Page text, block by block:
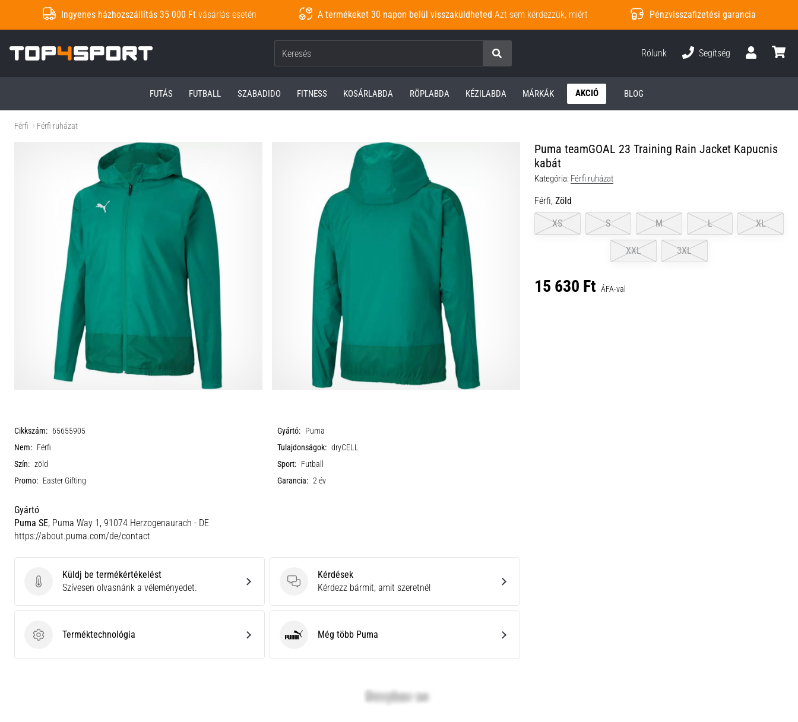
Ingyenes házhozszállítás 35 000 Ft vásárlás esetén A termékeket 30 napon belül visszaküldheted Azt sem kérdezzük, miért Pénzvisszafizetési garancia
Top4Sport.hu
Keresés
Rólunk
Segítség
FUTÁS FUTBALL SZABADIDO FITNESS KOSÁRLABDA RÖPLABDA KÉZILABDA MÁRKÁK AKCIÓ BLOG
Férfi Férfi ruházat
Puma teamGOAL 23 Training Rain Jacket Kapucnis
kabát
Kategória: Férfi ruházat
Férfi, Zöld
XS
S M L XL
XXL 3XL
15 630 Ft ÁFA-val
Cikkszám: 65655905 Gyártó: Puma
Nem: Férfi Tulajdonságok: dryCELL
Szín: zöld Sport: Futball
Promo: Easter Gifting Garancia: 2 év
Gyártó
Puma SE, Puma Way 1, 91074 Herzogenaurach - DE
https://about.puma.com/de/contact
Küldj be termékértékelést
Küldj be termékértékelést
Szívesen olvasnánk a véleményedet.
Kérdések
Kérdések
Kérdezz bármit, amit szeretnél
Terméktechnológia
Terméktechnológia Puma Még több Puma